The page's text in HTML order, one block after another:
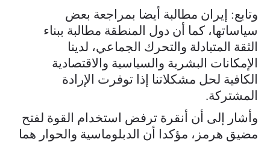
وتابع: إيران مطالبة أيضا بمراجعة بعض
سياساتها، كما أن دول المنطقة مطالبة ببناء
الثقة المتبادلة والتحرك الجماعي، لدينا
الإمكانات البشرية والسياسية والاقتصادية
الكافية لحل مشكلاتنا إذا توفرت الإرادة
المشتركة.
وأشار إلى أن أنقرة ترفض استخدام القوة لفتح
مضيق هرمز، مؤكدا أن الدبلوماسية والحوار هما